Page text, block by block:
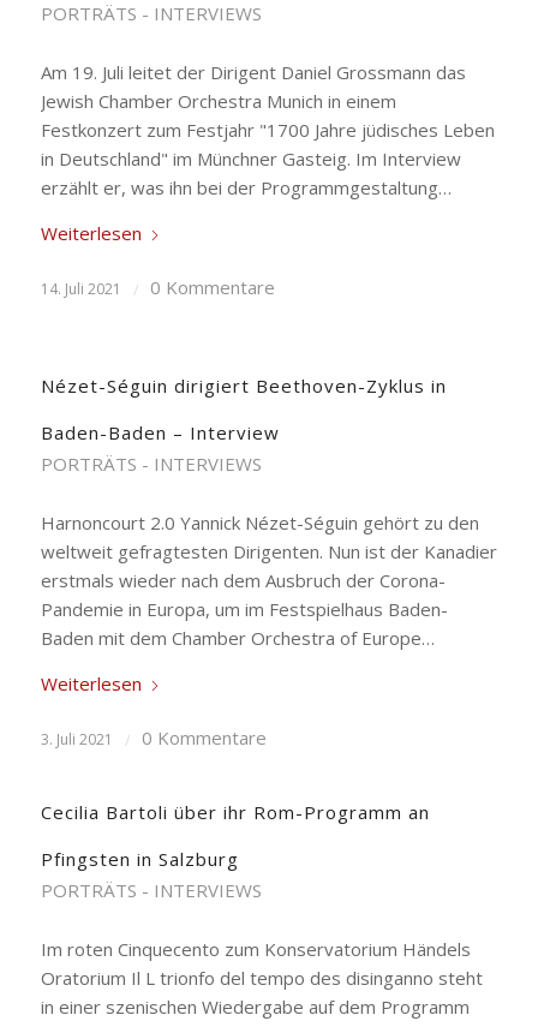
PORTRÄTS - INTERVIEWS
Am 19. Juli leitet der Dirigent Daniel Grossmann das
Jewish Chamber Orchestra Munich in einem
Festkonzert zum Festjahr "1700 Jahre jüdisches Leben
in Deutschland" im Münchner Gasteig. Im Interview
erzählt er, was ihn bei der Programmgestaltung…
Weiterlesen
14. Juli 2021 / 0 Kommentare
Nézet-Séguin dirigiert Beethoven-Zyklus in
Baden-Baden – Interview
PORTRÄTS - INTERVIEWS
Harnoncourt 2.0 Yannick Nézet-Séguin gehört zu den
weltweit gefragtesten Dirigenten. Nun ist der Kanadier
erstmals wieder nach dem Ausbruch der Corona-
Pandemie in Europa, um im Festspielhaus Baden-
Baden mit dem Chamber Orchestra of Europe…
Weiterlesen
3. Juli 2021 / 0 Kommentare
Cecilia Bartoli über ihr Rom-Programm an
Pfingsten in Salzburg
PORTRÄTS - INTERVIEWS
Im roten Cinquecento zum Konservatorium Händels
Oratorium Il L trionfo del tempo des disinganno steht
in einer szenischen Wiedergabe auf dem Programm